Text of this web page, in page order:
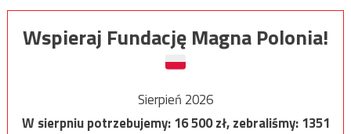
Wspieraj Fundację Magna Polonia!
Sierpień 2026
W sierpniu potrzebujemy:16 500zł, zebraliśmy:1351